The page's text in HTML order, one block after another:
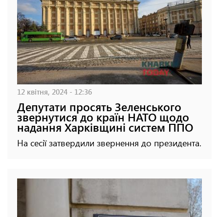
12 квітня, 2024 - 12:36
Депутати просять Зеленського
звернутися до країн НАТО щодо
надання Харківщині систем ППО
На сесії затвердили звернення до президента.